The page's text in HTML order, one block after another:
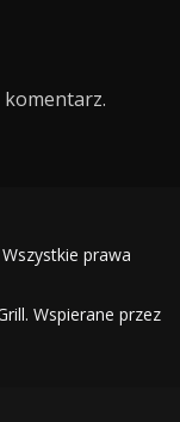
komentarz.
Wszystkie prawa
Wspierane przez